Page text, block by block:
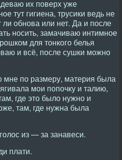
их поверх уже
тут гигиена, трусики ведь не
обнова или нет. Да и после
носить, замачиваю интимное
для тонкого белья
и всё, после сушки можно
по размеру, материя была
мои попочку и талию,
где это было нужно и
там, где нужна была
из — за занавеси.
плати.